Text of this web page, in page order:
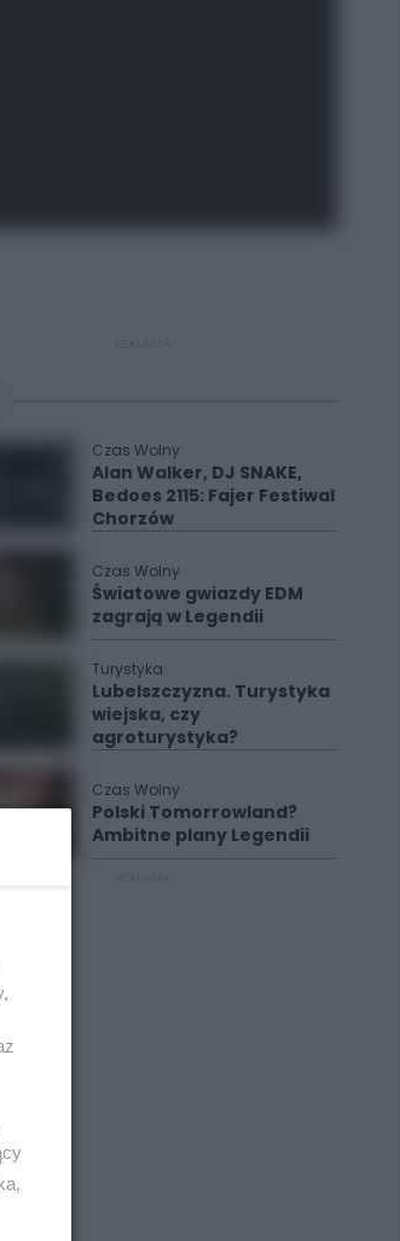
Czas Wolny
Alan Walker, DJ SNAKE,
Bedoes 2115: Fajer Festiwal
Chorzów
Czas Wolny
Światowe gwiazdy EDM
zagrają w Legendii
Turystyka
Lubelszczyzna. Turystyka
wiejska, czy
agroturystyka?
Czas Wolny
Polski Tomorrowland?
Ambitne plany Legendii